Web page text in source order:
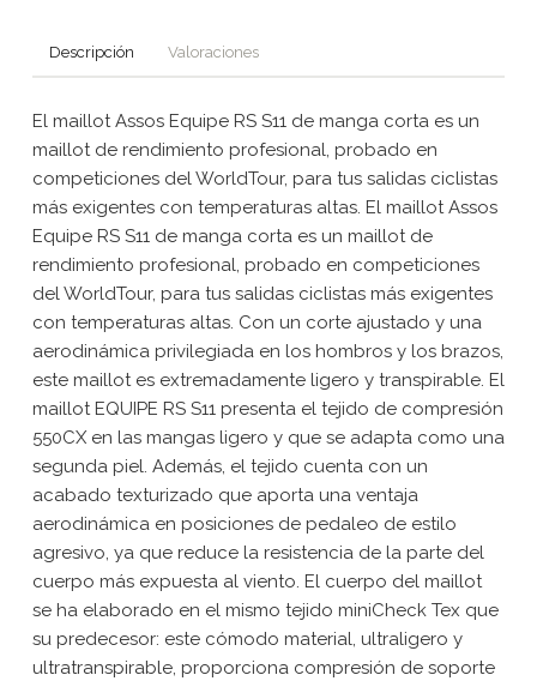
Descripción Valoraciones
El maillot Assos Equipe RS S11 de manga corta es un
maillot de rendimiento profesional, probado en
competiciones del WorldTour, para tus salidas ciclistas
más exigentes con temperaturas altas. El maillot Assos
Equipe RS S11 de manga corta es un maillot de
rendimiento profesional, probado en competiciones
del WorldTour, para tus salidas ciclistas más exigentes
con temperaturas altas. Con un corte ajustado y una
aerodinámica privilegiada en los hombros y los brazos,
este maillot es extremadamente ligero y transpirable. El
maillot EQUIPE RS S11 presenta el tejido de compresión
550CX en las mangas ligero y que se adapta como una
segunda piel. Además, el tejido cuenta con un
acabado texturizado que aporta una ventaja
aerodinámica en posiciones de pedaleo de estilo
agresivo, ya que reduce la resistencia de la parte del
cuerpo más expuesta al viento. El cuerpo del maillot
se ha elaborado en el mismo tejido miniCheck Tex que
su predecesor: este cómodo material, ultraligero y
ultratranspirable, proporciona compresión de soporte